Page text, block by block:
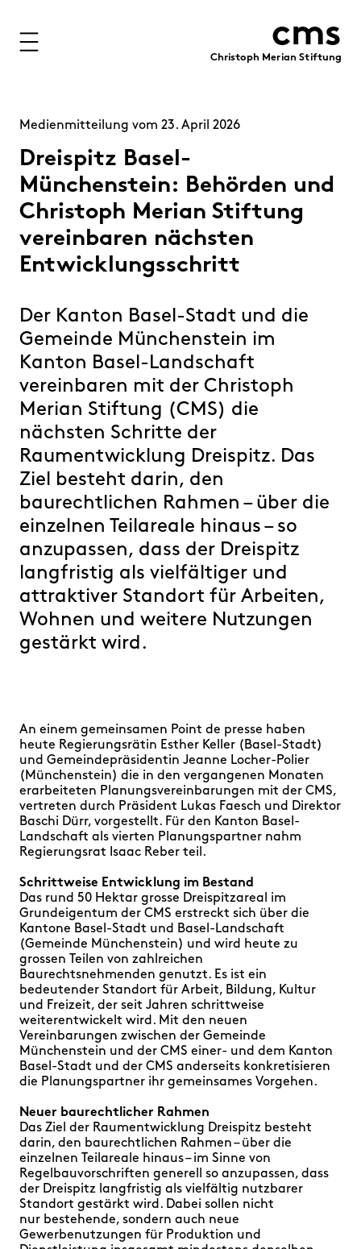
Projekte
Förderung
Immobilien
Finanzen
Personen
Publikationen
Kontakt
FAQ
cms
Christoph Merian Stiftung
Medienmitteilung vom 23. April 2026
Dreispitz Basel-
Münchenstein: Behörden und
Christoph Merian Stiftung
vereinbaren nächsten
Entwicklungsschritt
Der Kanton Basel-Stadt und die
Gemeinde Münchenstein im
Kanton Basel-Landschaft
vereinbaren mit der Christoph
Merian Stiftung (CMS) die
nächsten Schritte der
Raumentwicklung Dreispitz. Das
Ziel besteht darin, den
baurechtlichen Rahmen – über die
einzelnen Teilareale hinaus – so
anzupassen, dass der Dreispitz
langfristig als vielfältiger und
attraktiver Standort für Arbeiten,
Wohnen und weitere Nutzungen
gestärkt wird.
An einem gemeinsamen Point de presse haben
heute Regierungsrätin Esther Keller (Basel-Stadt)
und Gemeindepräsidentin Jeanne Locher-Polier
(Münchenstein) die in den vergangenen Monaten
erarbeiteten Planungsvereinbarungen mit der CMS,
vertreten durch Präsident Lukas Faesch und Direktor
Baschi Dürr, vorgestellt. Für den Kanton Basel-
Landschaft als vierten Planungspartner nahm
Regierungsrat Isaac Reber teil.
Schrittweise Entwicklung im Bestand
Das rund 50 Hektar grosse Dreispitzareal im
Grundeigentum der CMS erstreckt sich über die
Kantone Basel-Stadt und Basel-Landschaft
(Gemeinde Münchenstein) und wird heute zu
grossen Teilen von zahlreichen
Baurechtsnehmenden genutzt. Es ist ein
bedeutender Standort für Arbeit, Bildung, Kultur
und Freizeit, der seit Jahren schrittweise
weiterentwickelt wird. Mit den neuen
Vereinbarungen zwischen der Gemeinde
Münchenstein und der CMS einer- und dem Kanton
Basel-Stadt und der CMS anderseits konkretisieren
die Planungspartner ihr gemeinsames Vorgehen.
Neuer baurechtlicher Rahmen
Das Ziel der Raumentwicklung Dreispitz besteht
darin, den baurechtlichen Rahmen – über die
einzelnen Teilareale hinaus – im Sinne von
Regelbauvorschriften generell so anzupassen, dass
der Dreispitz langfristig als vielfältig nutzbarer
Standort gestärkt wird. Dabei sollen nicht
nur bestehende, sondern auch neue
Gewerbenutzungen für Produktion und